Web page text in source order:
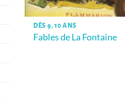
DÈS 9, 10 ANS
Fables de La Fontaine